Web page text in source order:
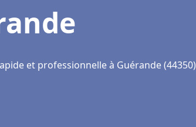
et professionnelle à Guérande (44350)